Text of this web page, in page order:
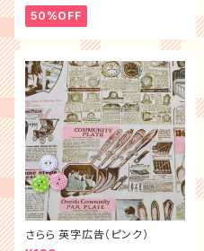
50%OFF
さらら 英字広告（ピンク）